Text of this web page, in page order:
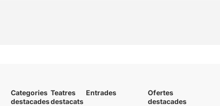
Categories
destacades
Teatres
destacats
Entrades
Ofertes
destacades